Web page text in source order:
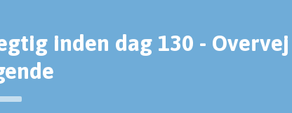
inden dag 130 - Overvej